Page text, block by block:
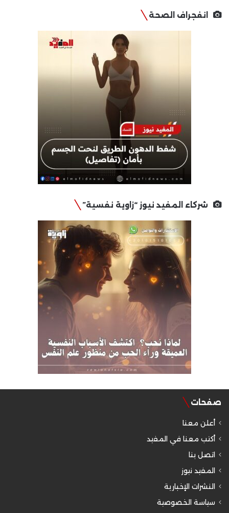
انفجراف الصحة
شركاء المفيد نيوز “زاوية نفسية”
صفحات
أعلن معنا
أكتب معنا في المفيد
اتصل بنا
المفيد نيوز
النشرات الإخبارية
سياسة الخصوصية